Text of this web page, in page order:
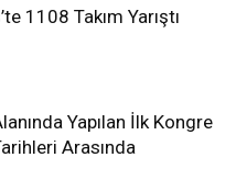
1108 Takım Yarıştı
Yapılan İlk Kongre
Arasında